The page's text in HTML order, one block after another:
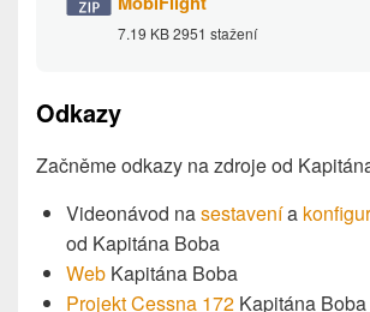
7.19 KB2951 stažení
Odkazy
Začněme odkazy na zdroje od
Videonávod nasestavenía
od Kapitána Boba
Web Kapitána Boba
Projekt Cessna 172 Kapitána